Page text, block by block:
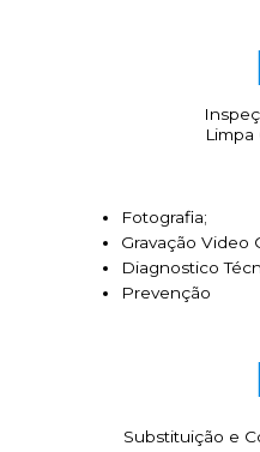
Limpa
Fotografia;
Gravação Video
Diagnostico
Prevenção
Substituição e